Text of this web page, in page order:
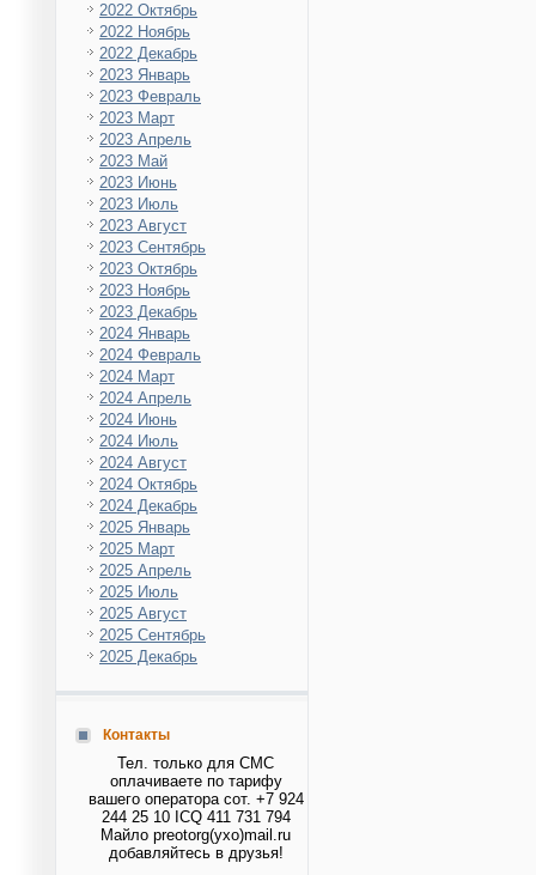
2022 Октябрь
2022 Ноябрь
2022 Декабрь
2023 Январь
2023 Февраль
2023 Март
2023 Апрель
2023 Май
2023 Июнь
2023 Июль
2023 Август
2023 Сентябрь
2023 Октябрь
2023 Ноябрь
2023 Декабрь
2024 Январь
2024 Февраль
2024 Март
2024 Апрель
2024 Июнь
2024 Июль
2024 Август
2024 Октябрь
2024 Декабрь
2025 Январь
2025 Март
2025 Апрель
2025 Июль
2025 Август
2025 Сентябрь
2025 Декабрь
Контакты
Тел. только для СМС
оплачиваете по тарифу
вашего оператора сот. +7 924
244 25 10 ICQ 411 731 794
Майло preotorg(ухо)mail.ru
добавляйтесь в друзья!